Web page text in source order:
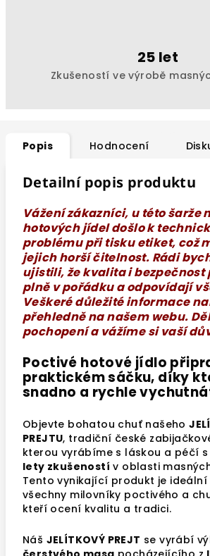
25 let
Zkušeností ve výrobě
Popis Hodnocení
Detailní popis produktu
Vážení zákazníci, u této šarže
hotových jídel došlo k
problému při tisku etiket, což
jejich horší čitelnost. Rádi
ujistili, že kvalita i bezpečnost
plně v pořádku a odpovídají
Veškeré důležité informace
přehledně na našem webu.
pochopení a vážíme si vaší
Poctivé hotové jídlo
praktickém sáčku, díky
snadno a rychle
Objevte bohatou chuť našeho
PREJTU, tradiční české
kterou vyrábíme s láskou a péčí s
lety zkušeností v oblasti
Tento vynikající produkt je
všechny milovníky poctivého a
kteří ocení kvalitu a tradici.
Náš JELÍTKOVÝ PREJT se vyrábí